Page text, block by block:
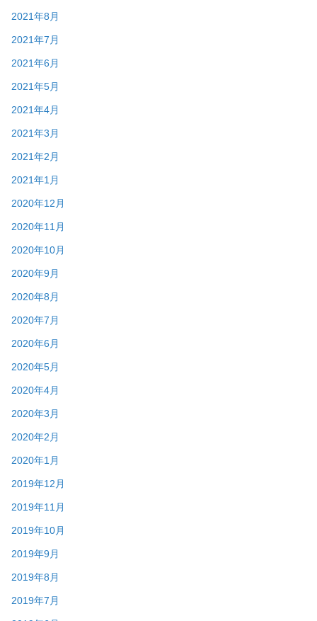
2021年8月
2021年7月
2021年6月
2021年5月
2021年4月
2021年3月
2021年2月
2021年1月
2020年12月
2020年11月
2020年10月
2020年9月
2020年8月
2020年7月
2020年6月
2020年5月
2020年4月
2020年3月
2020年2月
2020年1月
2019年12月
2019年11月
2019年10月
2019年9月
2019年8月
2019年7月